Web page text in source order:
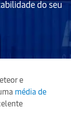
do seu
e
média de